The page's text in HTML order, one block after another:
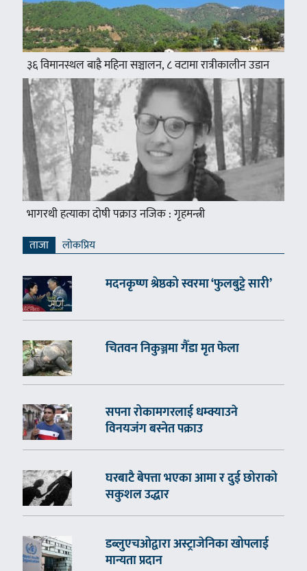
३६ विमानस्थल बाह्रै महिना सञ्चालन, ८ वटामा रात्रीकालीन उडान
भागरथी हत्याका दोषी पक्राउ नजिक : गृहमन्त्री
ताजा लाेकप्रिय
मदनकृष्ण श्रेष्ठको स्वरमा ‘फुलबुट्टे सारी’
चितवन निकुञ्जमा गैँडा मृत फेला
सपना रोकामगरलाई धम्क्याउने
विनयजंग बस्नेत पक्राउ
घरबाटै बेपत्ता भएका आमा र दुई छोराको
सकुशल उद्धार
डब्लुएचओद्वारा अस्ट्राजेनिका खोपलाई
मान्यता प्रदान